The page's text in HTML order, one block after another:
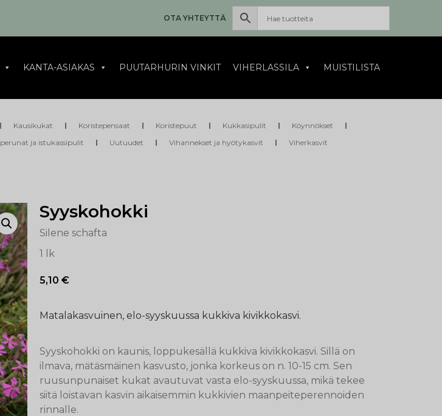
OTA YHTEYTTÄ
KANTA-ASIAKAS PUUTARHURIN VINKIT VIHERLASSILA MUISTILISTA
Kausikukat Koristepensaat Koristepuut Kukkasipulit
Köynnökset
ja istukassipulit Uutuudet Vihannekset ja hyötykasvit Viherkasvit
Syyskohokki
Silene schafta
1 lk
5,10 €
Matalakasvuinen, elo-syyskuussa kukkiva kivikkokasvi.
Syyskohokki on kaunis, loppukesällä kukkiva kivikkokasvi. Sillä on
ilmava, mätäsmäinen kasvusto, jonka korkeus on n. 10-15 cm. Sen
ruusunpunaiset kukat avautuvat vasta elo-syyskuussa, mikä tekee
siitä loistavan kasvin aikaisemmin kukkivien maanpeiteperennoiden
rinnalle.